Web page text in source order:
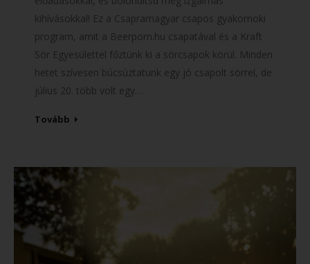
kihívásokkal! Ez a Csapramagyar csapos gyakornoki
program, amit a Beerporn.hu csapatával és a Kraft
Sör Egyesülettel főztünk ki a sörcsapok körül. Minden
hetet szívesen búcsúztatunk egy jó csapolt sörrel, de
július 20. több volt egy…
Tovább